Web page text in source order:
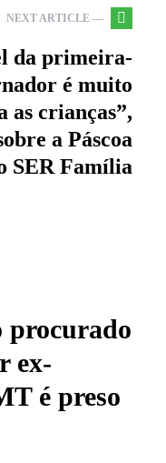
NEXT ARTICLE —
da primeira-
é muito
as crianças”,
a Páscoa
SER Família
procurado
ex-
é preso